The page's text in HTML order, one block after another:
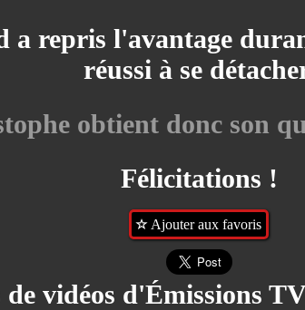
repris l'avantage
réussi à se
obtient donc son
Félicitations !
Ajouter aux favoris
vidéos d'Émissions